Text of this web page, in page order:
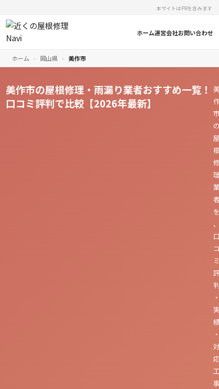
本サイトはPRを含みます
ホーム運営会社お問い合わせ
ホーム › 岡山県 › 美作市
美作市の屋根修理・雨漏り業者おすすめ一覧！
口コミ評判で比較【2026年最新】